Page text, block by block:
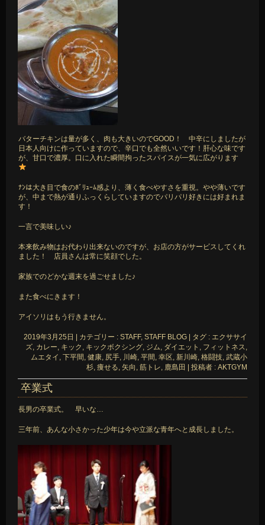
バターチキンは量が多く、肉も大きいのでGOOD！ 中辛にしましたが
日本人向けに作っていますので、辛口でも全然いいです！肝心な味です
が、甘口で濃厚。口に入れた瞬間拘ったスパイスが一気に広がります
ﾅﾝは大き目で食のﾎﾞﾘｭｰﾑ感より、薄く食べやすさを重視。やや薄いです
が、中まで熱が通りふっくらしていますのでパリパリ好きには好まれま
す！
一言で美味しい♪
本来飲み物はお代わり出来ないのですが、お店の方がサービスしてくれ
ました！ 店員さんは常に笑顔でした。
家族でのどかな週末を過ごせました♪
また食べにきます！
アイソリはもう行きません。
2019年3月25日 | カテゴリー : STAFF, STAFF BLOG | タグ : エクササイ
ズ, カレー, キック , キックボクシング, ジム, ダイエット , フィットネス,
ムエタイ , 下平間, 健康, 尻手, 川崎, 平間, 幸区, 新川崎, 格闘技, 武蔵小
杉, 痩せる, 矢向 , 筋トレ, 鹿島田 | 投稿者 : AKTGYM
卒業式
長男の卒業式。 早いな…
三年前、あんな小さかった少年は今や立派な青年へと成長しました。